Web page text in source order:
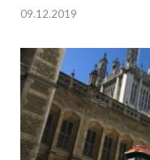
09.12.2019